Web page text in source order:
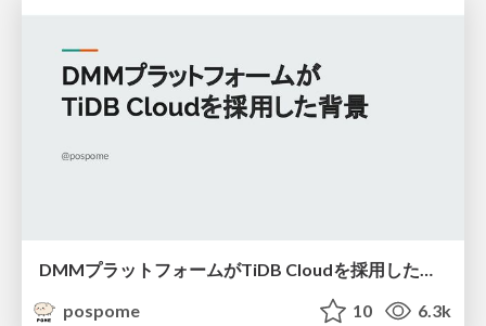
DMMプラットフォームがTiDB Cloudを採用した背景
pospome
10 6.3k